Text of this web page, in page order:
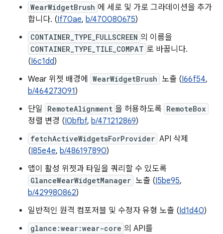
WearWidgetBrush 에 세로 및 가로 그라데이션을 추가
합니다. (If70ae, b/470080675)
CONTAINER_TYPE_FULLSCREEN 의 이름을
CONTAINER_TYPE_TILE_COMPAT 로 바꿉니다.
(I6c1dd)
Wear 위젯 배경에
WearWidgetBrush 노출 (I66f54,
b/464273091)
단일
RemoteAlignment 을 허용하도록 RemoteBox
정렬 변경 (I0bfbf, b/471212869)
fetchActiveWidgetsForProvider API 삭제
(I85e4e, b/486197890)
앱이 활성 위젯과 타일을 쿼리할 수 있도록
GlanceWearWidgetManager 노출 (I5be95,
b/429980862)
일반적인 원격 컴포저블 및 수정자 유형 노출 (Id1d40)
glance:wear:wear-core 의 API를